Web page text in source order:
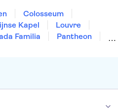
Colosseum
Kapel
Louvre
Familia
Pantheon